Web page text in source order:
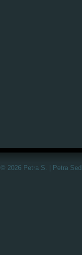
© 2026 Petra S. | Petra